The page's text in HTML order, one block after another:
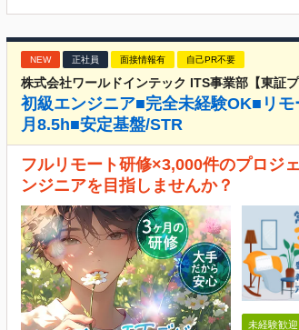
NEW 正社員 面接情報有 自己PR不要
株式会社ワールドインテック ITS事業部【東証
初級エンジニア■完全未経験OK■リ
月8.5h■安定基盤/STR
フルリモート研修×3,000件のプロジ
ンジニアを目指しませんか？
未経験歓迎